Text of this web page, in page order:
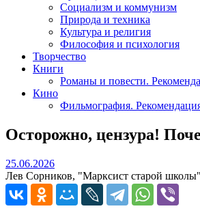
Социализм и коммунизм
Природа и техника
Культура и религия
Философия и психология
Творчество
Книги
Романы и повести.
Кино
Фильмография.
Осторожно, цензура!
25.06.202625.06.2026
Лев Сорников, "Марксист старой